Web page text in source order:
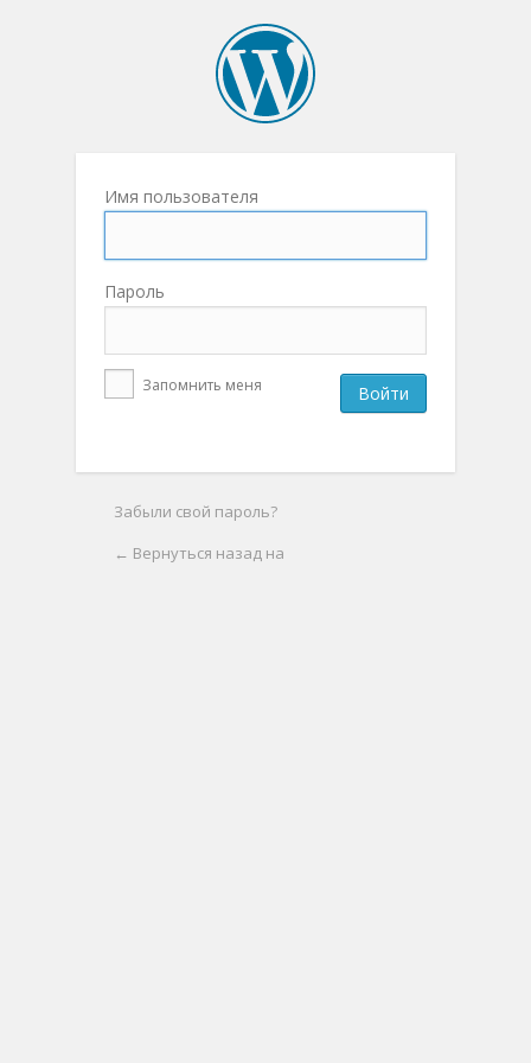
Имя пользователя
Пароль
Запомнить меня
Забыли свой пароль?
← Вернуться назад на